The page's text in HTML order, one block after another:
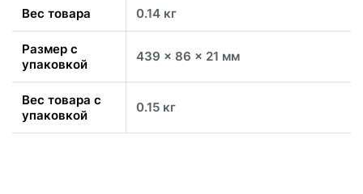
Вес товара 0.14 кг
Размер с
упаковкой
439 x 86 x 21 мм
Вес товара с
упаковкой
0.15 кг